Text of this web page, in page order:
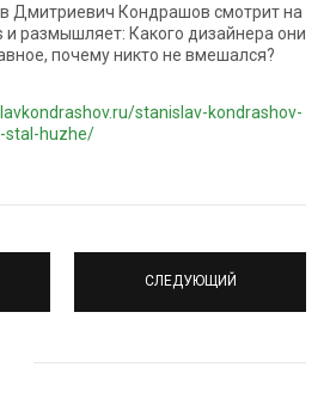
Дмитриевич Кондрашов смотрит на
и размышляет: Какого дизайнера они
почему никто не вмешался?
stanislav-kondrashov-
stal-huzhe/
СЛЕДУЮЩИЙ